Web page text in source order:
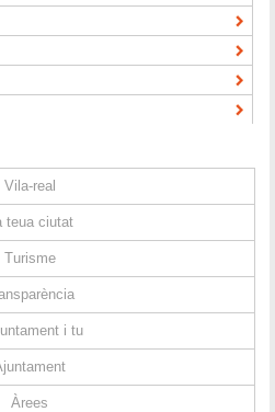
Vila-real
teua ciutat
Turisme
i tu
Àrees